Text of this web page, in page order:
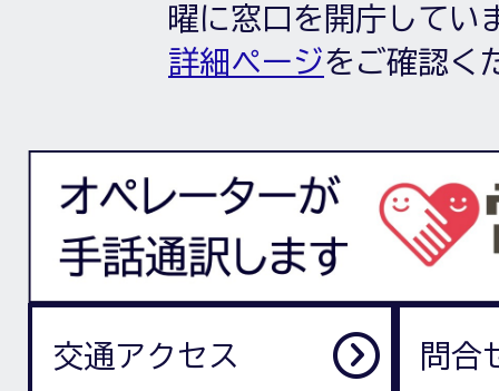
曜に窓口を開庁してい
詳細ページをご確認く
交通アクセス 問合